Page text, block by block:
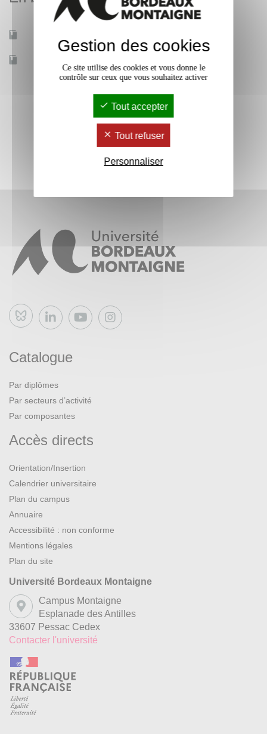
Bluesky
Catalogue
Par diplômes
Par secteurs d’activité
Par composantes
Accès directs
Orientation/Insertion
Calendrier universitaire
Plan du campus
Annuaire
Accessibilité : non conforme
Mentions légales
Plan du site
Université Bordeaux Montaigne
Campus Montaigne
Esplanade des Antilles
33607 Pessac Cedex
Contacter l'université
Gestion des cookies
Ce site utilise des cookies et vous donne le
contrôle sur ceux que vous souhaitez activer
Tout accepter
Tout refuser
Personnaliser